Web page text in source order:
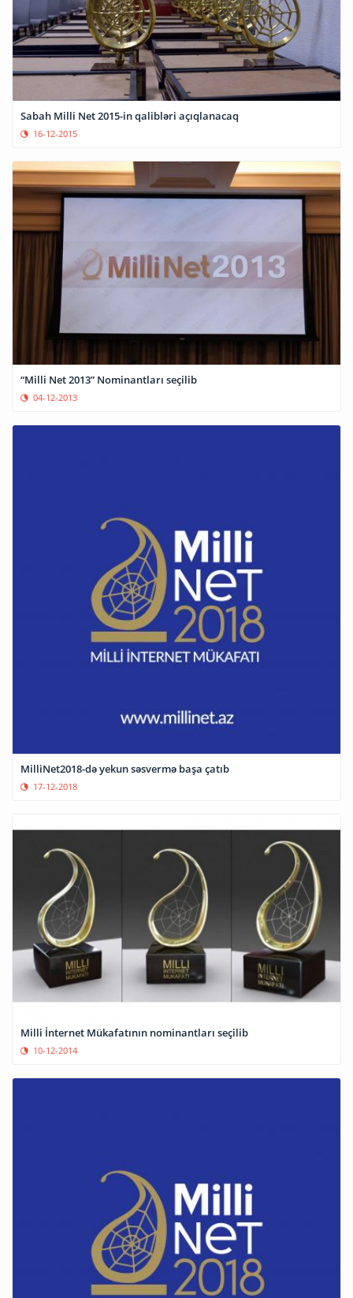
Sabah Milli Net 2015-in qalibləri açıqlanacaq
16-12-2015
“Milli Net 2013” Nominantları seçilib
04-12-2013
MilliNet2018-də yekun səsvermə başa çatıb
17-12-2018
Milli İnternet Mükafatının nominantları seçilib
10-12-2014